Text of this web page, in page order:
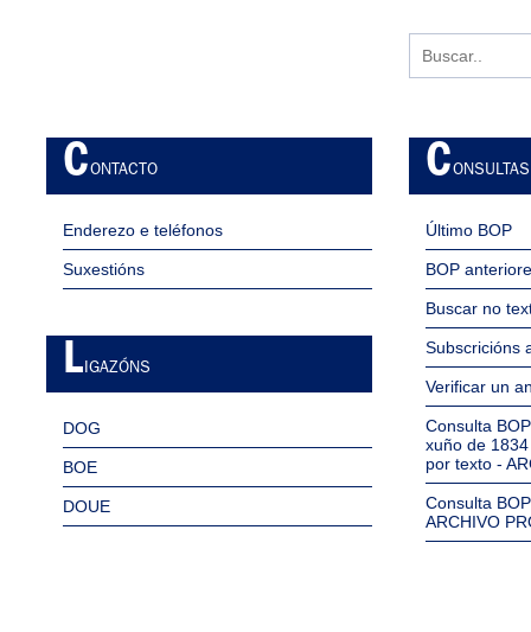
CONTACTO
Enderezo e teléfonos
Suxestións
LIGAZÓNS
DOG
BOE
DOUE
C
Último BOP
BOP
Buscar no
Subscricións
Verificar un
Consulta
xuño de
por texto -
Consulta
ARCHIVO